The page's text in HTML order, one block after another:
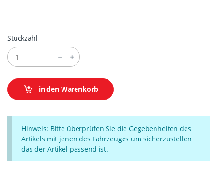
Stückzahl
in den Warenkorb
Hinweis: Bitte überprüfen Sie die Gegebenheiten des
Artikels mit jenen des Fahrzeuges um sicherzustellen
das der Artikel passend ist.